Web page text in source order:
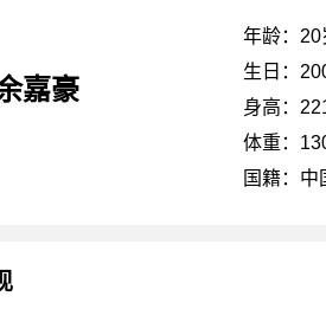
嘉豪
年龄：20
生日：
身高：
体重：
国籍：中